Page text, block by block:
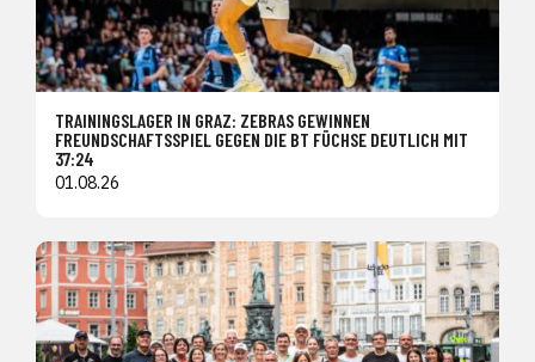
TRAININGSLAGER IN GRAZ: ZEBRAS GEWINNEN
FREUNDSCHAFTSSPIEL GEGEN DIE BT FÜCHSE DEUTLICH MIT
37:24
01.08.26